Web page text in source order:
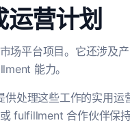
营计划
场平台项目。它还涉及
能力。
处理这些工作的实用
fulfillment 合作伙伴保持